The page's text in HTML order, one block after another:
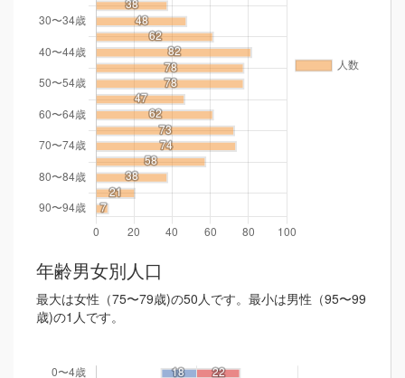
年齢男女別人口
最大は女性（75〜79歳)の50人です。最小は男性（95〜99
歳)の1人です。